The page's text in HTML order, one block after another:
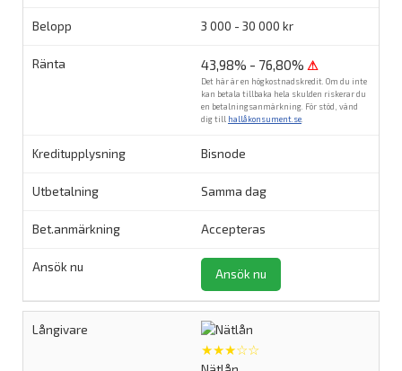
3 000 - 30 000 kr
43,98% - 76,80% ⚠
Det här är en högkostnadskredit. Om du inte
kan betala tillbaka hela skulden riskerar du
en betalningsanmärkning. För stöd, vänd
dig till hallåkonsument.se
Bisnode
Samma dag
Accepteras
Ansök nu
★★★☆☆